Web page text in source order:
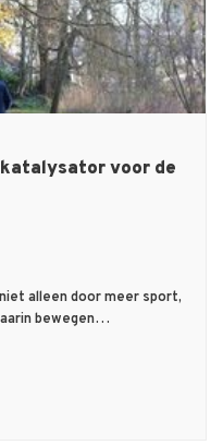
voor de
alleen door meer sport,
bewegen…